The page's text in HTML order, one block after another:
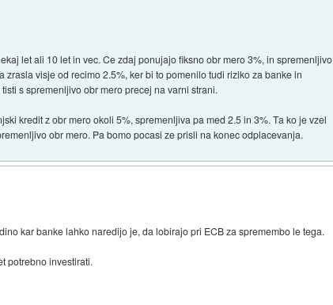
let ali 10 let in vec. Ce zdaj ponujajo fiksno obr mero 3%, in spremenljivo
visje od recimo 2.5%, ker bi to pomenilo tudi riziko za banke in
s spremenljivo obr mero precej na varni strani.
kredit z obr mero okoli 5%, spremenljiva pa med 2.5 in 3%. Ta ko je vzel
obr mero. Pa bomo pocasi ze prisli na konec odplacevanja.
kar banke lahko naredijo je, da lobirajo pri ECB za spremembo le tega.
potrebno investirati.